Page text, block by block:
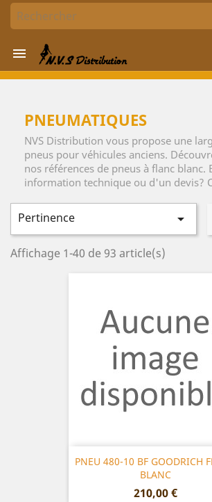

PNEUMATIQUES
NVS Distribution vous propose une
pneus pour véhicules anciens.
nos références de pneus à flanc blanc.
information technique ou d'un devis?
Pertinence 
Affichage 1-40 de 93 article(s)
PNEU 480-10 BF GOODRICH
BLANC
Prix
210,00 €